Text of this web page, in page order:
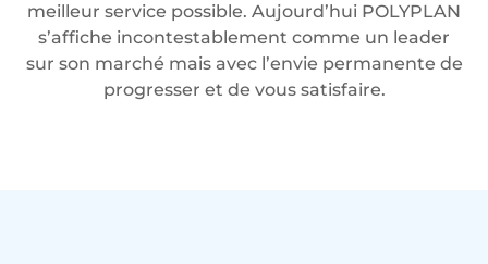
meilleur service possible. Aujourd’hui POLYPLAN
s’affiche incontestablement comme un leader
sur son marché mais avec l’envie permanente de
progresser et de vous satisfaire.